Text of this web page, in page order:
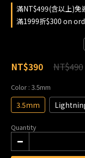
滿NT$499(含以上)
滿1999折$300 on
NT$490
NT$390
Color : 3.5mm
3.5mm
Quantity